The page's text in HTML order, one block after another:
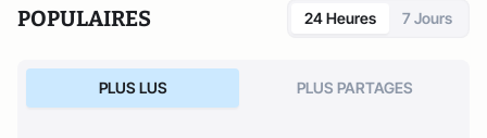
POPULAIRES 24 Heures 7 Jours
PLUS LUS PLUS PARTAGES